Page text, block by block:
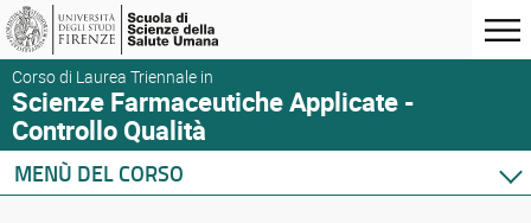
Corso di Laurea Triennale in
Scienze Farmaceutiche Applicate -
Controllo Qualità
MENÙ DEL CORSO